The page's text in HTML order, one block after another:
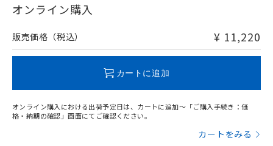
在庫等で未対応品が混在する可能性があります。
問い合わせください。
オンライン購入
販売価格（税込） ¥ 11,220
カートに追加
オンライン購入における出荷予定日は、カートに追加～「ご購入手続き：価
格・納期の確認」画面にてご確認ください。
カートをみる